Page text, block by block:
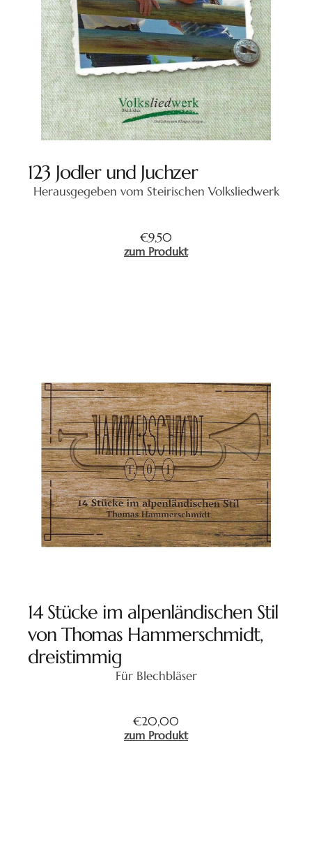
123 Jodler und Juchzer
Herausgegeben vom Steirischen Volksliedwerk
€9,50
zum Produkt
14 Stücke im alpenländischen Stil
von Thomas Hammerschmidt,
dreistimmig
Für Blechbläser
€20,00
zum Produkt